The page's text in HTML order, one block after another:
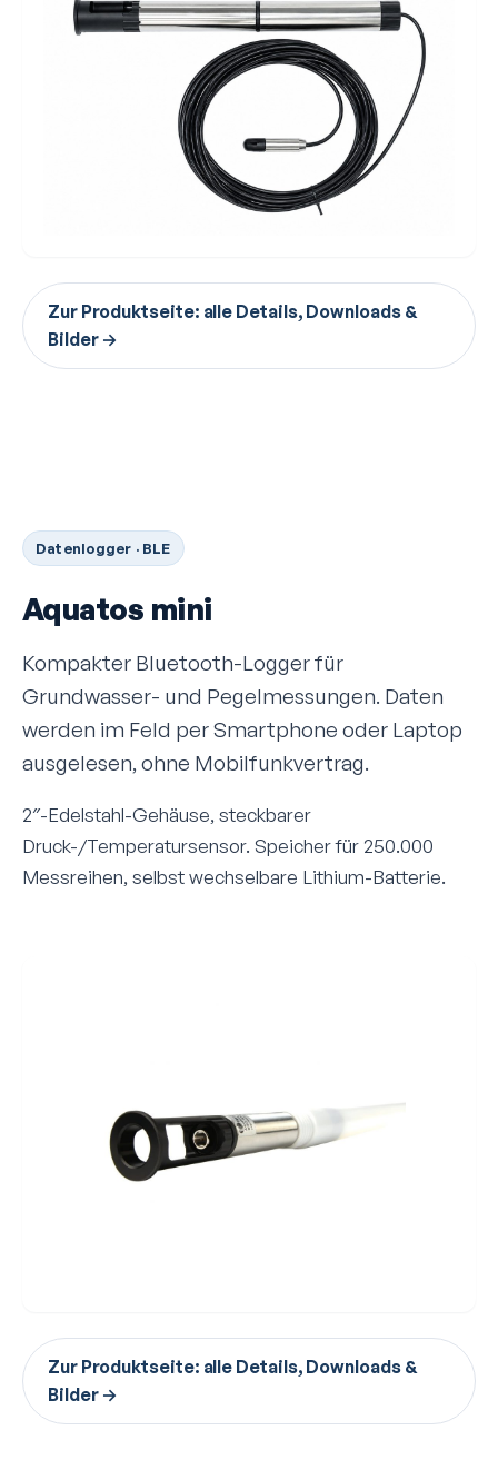
Zur Produktseite: alle Details, Downloads &
Bilder →
Datenlogger · BLE
Aquatos mini
Kompakter Bluetooth-Logger für
Grundwasser- und Pegel­messungen. Daten
werden im Feld per Smartphone oder Laptop
ausgelesen, ohne Mobilfunk­vertrag.
2″-Edelstahl-Gehäuse, steckbarer
Druck-/Temperatursensor. Speicher für 250.000
Messreihen, selbst wechselbare Lithium-Batterie.
Zur Produktseite: alle Details, Downloads &
Bilder →